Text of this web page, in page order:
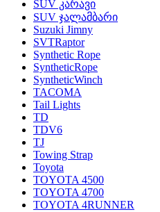
SUV კარავი
SUV ჯალამბარი
Suzuki Jimny
SVTRaptor
Synthetic Rope
SyntheticRope
SyntheticWinch
TACOMA
Tail Lights
TD
TDV6
TJ
Towing Strap
Toyota
TOYOTA 4500
TOYOTA 4700
TOYOTA 4RUNNER